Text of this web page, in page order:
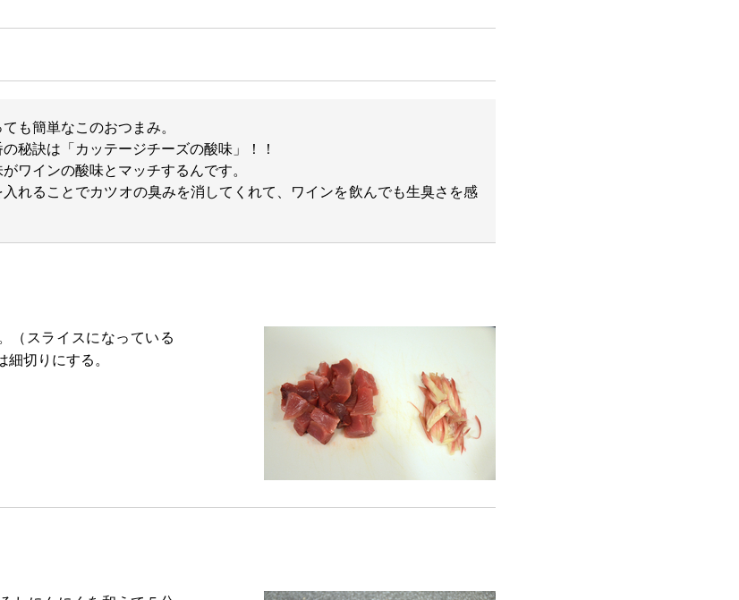
も簡単なこのおつまみ。
秘訣は「カッテージチーズの酸味」！！
ワインの酸味とマッチするんです。
れることでカツオの臭みを消してくれて、ワインを飲んでも生臭さを感
（スライスになっている
切りにする。